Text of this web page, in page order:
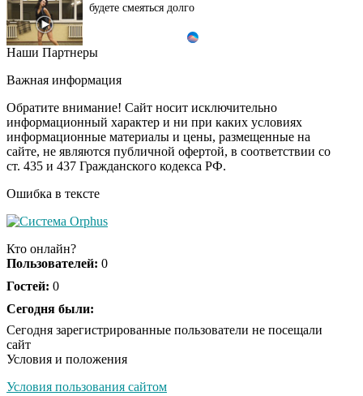
Ржу не переставая, это
не раз
i
Скрытая камера на
пляже Крыма: Что
люди вытворяют, когда
Ролик длится
долго
Королева вагона
оставит равнодушным
Наши Партнеры
Важная информация
Обратите внимание! Сайт носит исключительно
информационный характер и ни при каких условиях
информационные материалы и цены, размещенные на
сайте, не являются публичной офертой, в соответствии со
ст. 435 и 437 Гражданского кодекса РФ.
Ошибка в тексте
Кто онлайн?
Пользователей: 0
Гостей: 0
Сегодня были:
Сегодня зарегистрированные пользователи не посещали
сайт
Условия и положения
Условия пользования сайтом